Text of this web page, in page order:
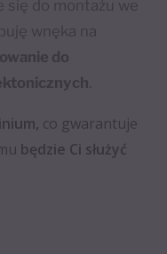
się do montażu we
wnęka na
do
co gwarantuje
będzie Ci służyć